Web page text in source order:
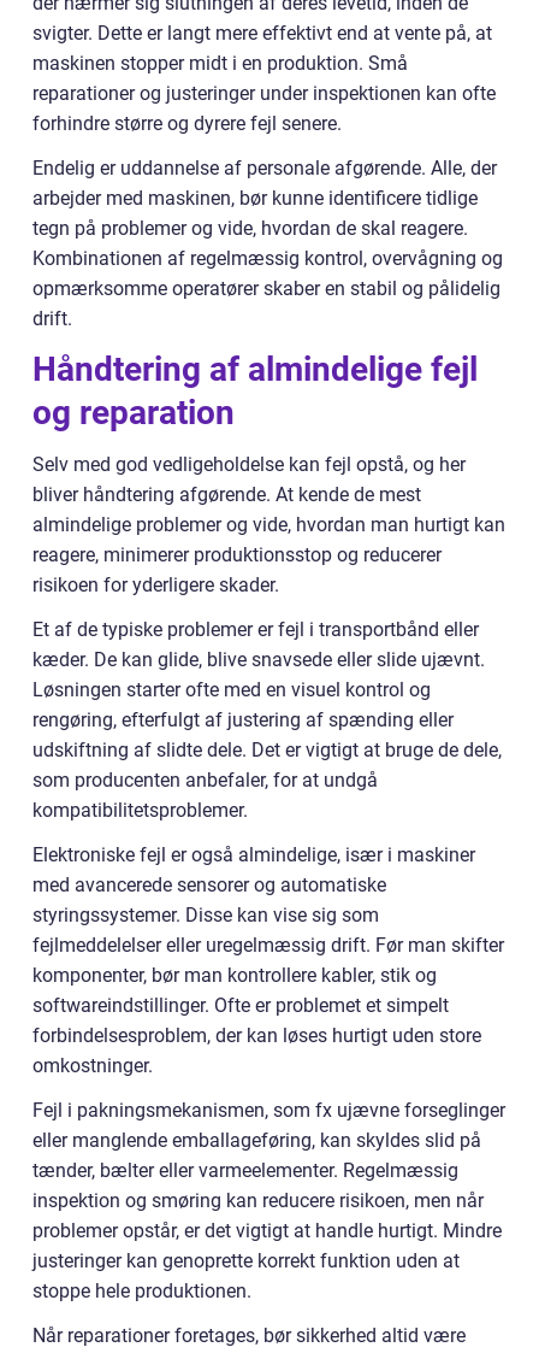
svigter. Dette er langt mere effektivt end at vente på, at
maskinen stopper midt i en produktion. Små
reparationer og justeringer under inspektionen kan ofte
forhindre større og dyrere fejl senere.
Endelig er uddannelse af personale afgørende. Alle, der
arbejder med maskinen, bør kunne identificere tidlige
tegn på problemer og vide, hvordan de skal reagere.
Kombinationen af regelmæssig kontrol, overvågning og
opmærksomme operatører skaber en stabil og pålidelig
drift.
Håndtering af almindelige fejl
og reparation
Selv med god vedligeholdelse kan fejl opstå, og her
bliver håndtering afgørende. At kende de mest
almindelige problemer og vide, hvordan man hurtigt kan
reagere, minimerer produktionsstop og reducerer
risikoen for yderligere skader.
Et af de typiske problemer er fejl i transportbånd eller
kæder. De kan glide, blive snavsede eller slide ujævnt.
Løsningen starter ofte med en visuel kontrol og
rengøring, efterfulgt af justering af spænding eller
udskiftning af slidte dele. Det er vigtigt at bruge de dele,
som producenten anbefaler, for at undgå
kompatibilitetsproblemer.
Elektroniske fejl er også almindelige, især i maskiner
med avancerede sensorer og automatiske
styringssystemer. Disse kan vise sig som
fejlmeddelelser eller uregelmæssig drift. Før man skifter
komponenter, bør man kontrollere kabler, stik og
softwareindstillinger. Ofte er problemet et simpelt
forbindelsesproblem, der kan løses hurtigt uden store
omkostninger.
Fejl i pakningsmekanismen, som fx ujævne forseglinger
eller manglende emballageføring, kan skyldes slid på
tænder, bælter eller varmeelementer. Regelmæssig
inspektion og smøring kan reducere risikoen, men når
problemer opstår, er det vigtigt at handle hurtigt. Mindre
justeringer kan genoprette korrekt funktion uden at
stoppe hele produktionen.
Når reparationer foretages, bør sikkerhed altid være